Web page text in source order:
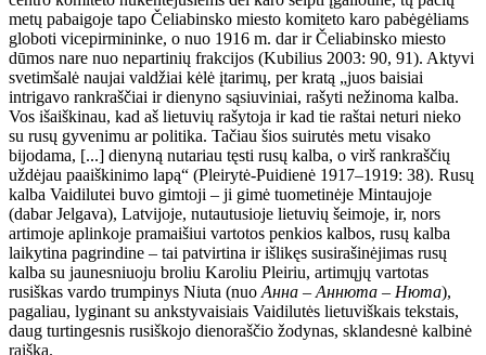
metų pabaigoje tapo Čeliabinsko miesto komiteto karo pabėgėliams
globoti vicepirmininke, o nuo 1916 m. dar ir Čeliabinsko miesto
dūmos nare nuo nepartinių frakcijos (Kubilius 2003: 90, 91). Aktyvi
svetimšalė naujai valdžiai kėlė įtarimų, per kratą „juos baisiai
intrigavo rankraščiai ir dienyno sąsiuviniai, rašyti nežinoma kalba.
Vos išaiškinau, kad aš lietuvių rašytoja ir kad tie raštai neturi nieko
su rusų gyvenimu ar politika. Tačiau šios suirutės metu visako
bijodama, [...] dienyną nutariau tęsti rusų kalba, o virš rankraščių
uždėjau paaiškinimo lapą“ (Pleirytė-Puidienė 1917–1919: 38). Rusų
kalba Vaidilutei buvo gimtoji – ji gimė tuometinėje Mintaujoje
(dabar Jelgava), Latvijoje, nutautusioje lietuvių šeimoje, ir, nors
artimoje aplinkoje pramaišiui vartotos penkios kalbos, rusų kalba
laikytina pagrindine – tai patvirtina ir išlikęs susirašinėjimas rusų
kalba su jaunesniuoju broliu Karoliu Pleiriu, artimųjų vartotas
rusiškas vardo trumpinys Niuta (nuo Анна – Аннюта – Нюта),
pagaliau, lyginant su ankstyvaisiais Vaidilutės lietuviškais tekstais,
daug turtingesnis rusiškojo dienoraščio žodynas, sklandesnė kalbinė
raiška.